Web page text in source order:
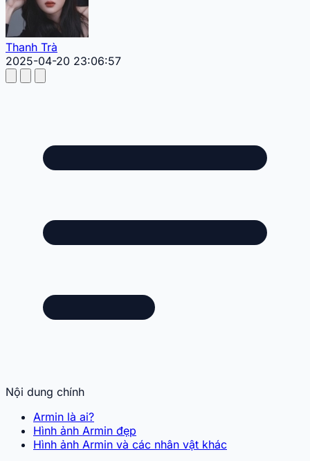
Thanh Trà
2025-04-20 23:06:57
Nội dung chính
Armin là ai?
Hình ảnh Armin đẹp
Hình ảnh Armin và các nhân vật khác